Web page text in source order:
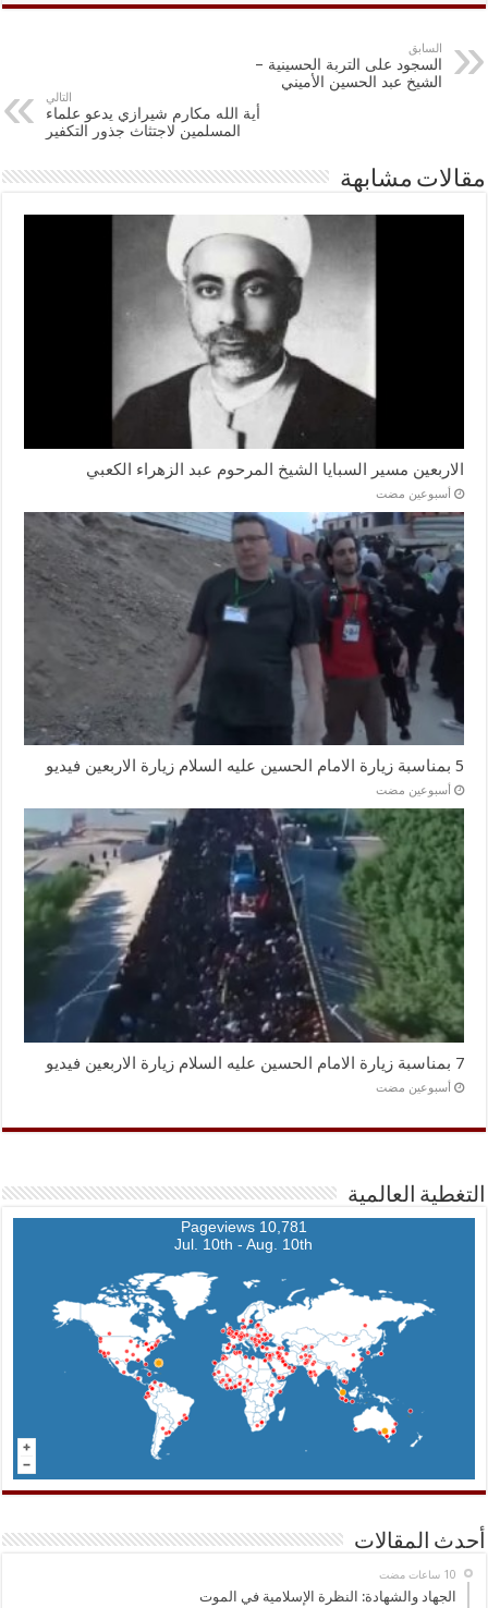
السابق
السجود على التربة الحسينية –
الشيخ عبد الحسين الأميني
التالي
أية الله مكارم شيرازي يدعو علماء
المسلمين لاجتثاث جذور التكفير
مقالات مشابهة
الاربعين مسير السبايا الشيخ المرحوم عبد الزهراء الكعبي
‏أسبوعين مضت
5 بمناسبة زيارة الامام الحسين عليه السلام زيارة الاربعين فيديو
‏أسبوعين مضت
7 بمناسبة زيارة الامام الحسين عليه السلام زيارة الاربعين فيديو
‏أسبوعين مضت
التغطية العالمية
10,781 Pageviews
Jul. 10th - Aug. 10th
أحدث المقالات
الجهاد والشهادة: النظرة الإسلامية في الموت